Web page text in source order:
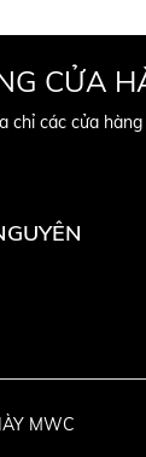
CỬA
chỉ các cửa hàng
MWC